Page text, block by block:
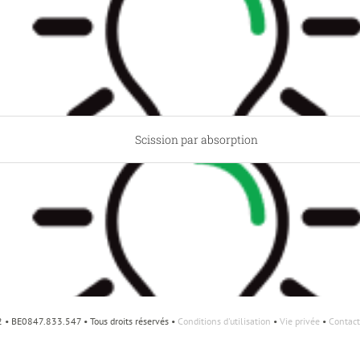
Scission par absorption
Scission par constitution
BE0847.833.547 • Tous droits réservés • Conditions d'utilisation • Vie privée•